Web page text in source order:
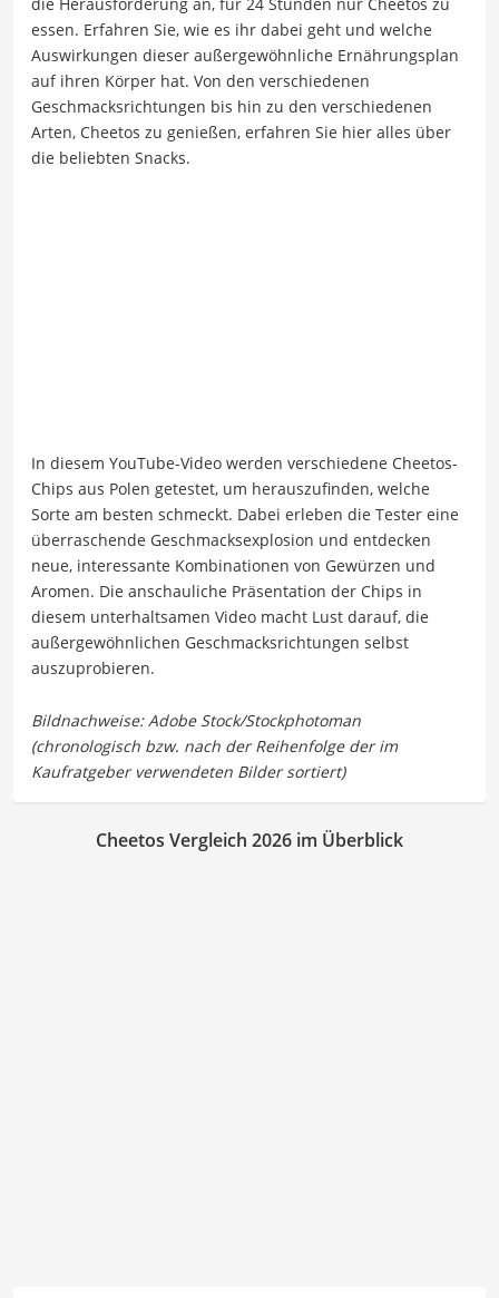
essen. Erfahren Sie, wie es ihr dabei geht und welche
Auswirkungen dieser außergewöhnliche Ernährungsplan
auf ihren Körper hat. Von den verschiedenen
Geschmacksrichtungen bis hin zu den verschiedenen
Arten, Cheetos zu genießen, erfahren Sie hier alles über
die beliebten Snacks.
In diesem YouTube-Video werden verschiedene Cheetos-
Chips aus Polen getestet, um herauszufinden, welche
Sorte am besten schmeckt. Dabei erleben die Tester eine
überraschende Geschmacksexplosion und entdecken
neue, interessante Kombinationen von Gewürzen und
Aromen. Die anschauliche Präsentation der Chips in
diesem unterhaltsamen Video macht Lust darauf, die
außergewöhnlichen Geschmacksrichtungen selbst
auszuprobieren.
Cheetos Vergleich 2026 im Überblick